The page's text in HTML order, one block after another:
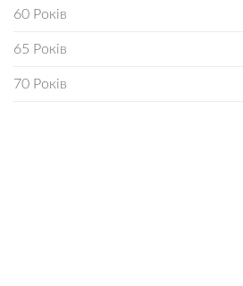
60 Років
65 Років
70 Років